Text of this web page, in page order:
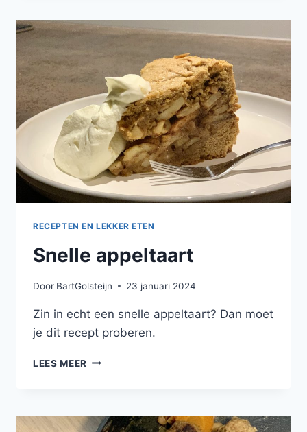
RECEPTEN EN LEKKER ETEN
Snelle appeltaart
Door BartGolsteijn 23 januari 2024
Zin in echt een snelle appeltaart? Dan moet
je dit recept proberen.
LEES MEER SNELLE